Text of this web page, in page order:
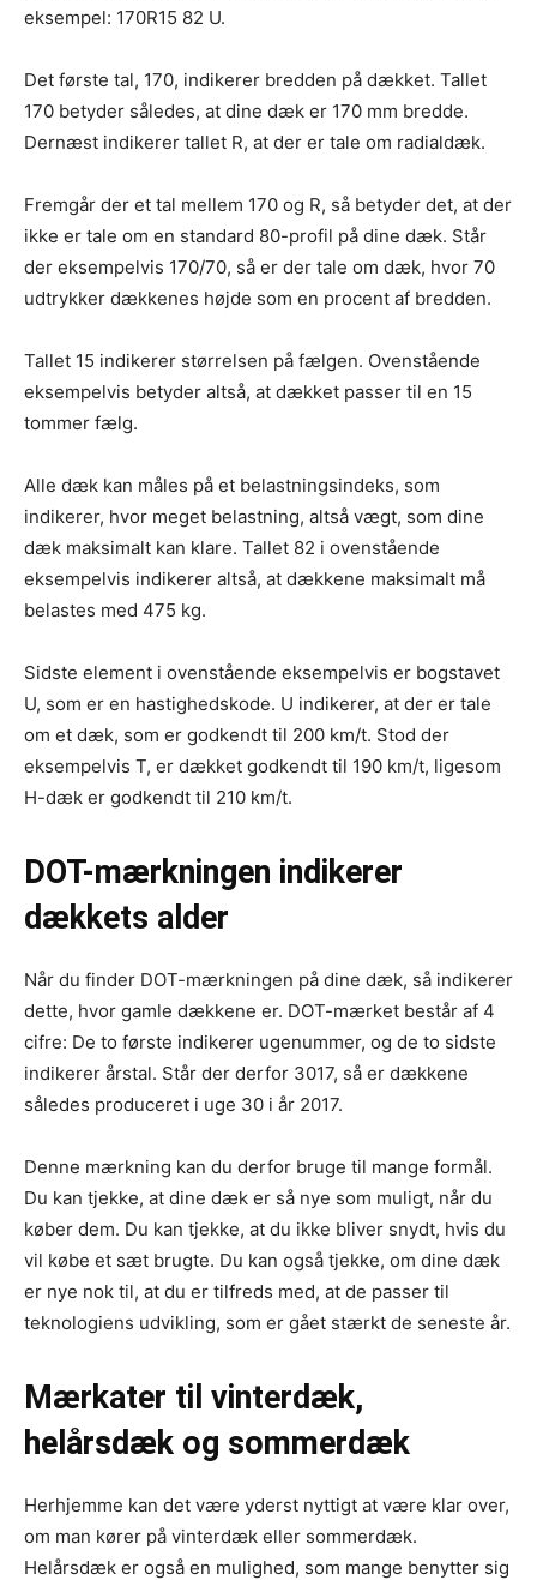
eksempel: 170R15 82 U.
Det første tal, 170, indikerer bredden på dækket. Tallet
170 betyder således, at dine dæk er 170 mm bredde.
Dernæst indikerer tallet R, at der er tale om radialdæk.
Fremgår der et tal mellem 170 og R, så betyder det, at der
ikke er tale om en standard 80-profil på dine dæk. Står
der eksempelvis 170/70, så er der tale om dæk, hvor 70
udtrykker dækkenes højde som en procent af bredden.
Tallet 15 indikerer størrelsen på fælgen. Ovenstående
eksempelvis betyder altså, at dækket passer til en 15
tommer fælg.
Alle dæk kan måles på et belastningsindeks, som
indikerer, hvor meget belastning, altså vægt, som dine
dæk maksimalt kan klare. Tallet 82 i ovenstående
eksempelvis indikerer altså, at dækkene maksimalt må
belastes med 475 kg.
Sidste element i ovenstående eksempelvis er bogstavet
U, som er en hastighedskode. U indikerer, at der er tale
om et dæk, som er godkendt til 200 km/t. Stod der
eksempelvis T, er dækket godkendt til 190 km/t, ligesom
H-dæk er godkendt til 210 km/t.
DOT-mærkningen indikerer
dækkets alder
Når du finder DOT-mærkningen på dine dæk, så indikerer
dette, hvor gamle dækkene er. DOT-mærket består af 4
cifre: De to første indikerer ugenummer, og de to sidste
indikerer årstal. Står der derfor 3017, så er dækkene
således produceret i uge 30 i år 2017.
Denne mærkning kan du derfor bruge til mange formål.
Du kan tjekke, at dine dæk er så nye som muligt, når du
køber dem. Du kan tjekke, at du ikke bliver snydt, hvis du
vil købe et sæt brugte. Du kan også tjekke, om dine dæk
er nye nok til, at du er tilfreds med, at de passer til
teknologiens udvikling, som er gået stærkt de seneste år.
Mærkater til vinterdæk,
helårsdæk og sommerdæk
Herhjemme kan det være yderst nyttigt at være klar over,
om man kører på vinterdæk eller sommerdæk.
Helårsdæk er også en mulighed, som mange benytter sig